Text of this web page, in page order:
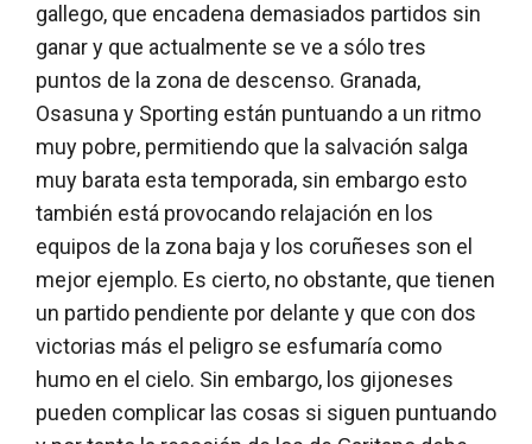
gallego, que encadena demasiados partidos sin
ganar y que actualmente se ve a sólo tres
puntos de la zona de descenso. Granada,
Osasuna y Sporting están puntuando a un ritmo
muy pobre, permitiendo que la salvación salga
muy barata esta temporada, sin embargo esto
también está provocando relajación en los
equipos de la zona baja y los coruñeses son el
mejor ejemplo. Es cierto, no obstante, que tienen
un partido pendiente por delante y que con dos
victorias más el peligro se esfumaría como
humo en el cielo. Sin embargo, los gijoneses
pueden complicar las cosas si siguen puntuando